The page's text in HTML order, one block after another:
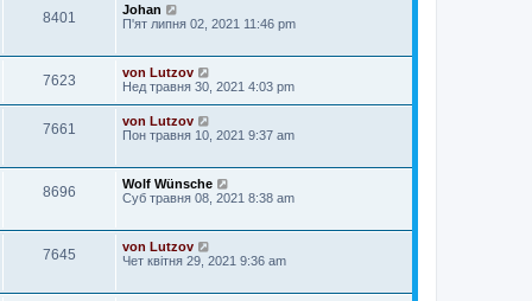
8401
Johan
П'ят липня 02, 2021 11:46 pm
7623
von Lutzov
Нед травня 30, 2021 4:03 pm
7661
von Lutzov
Пон травня 10, 2021 9:37 am
8696
Wolf Wünsche
Суб травня 08, 2021 8:38 am
7645
von Lutzov
Чет квітня 29, 2021 9:36 am